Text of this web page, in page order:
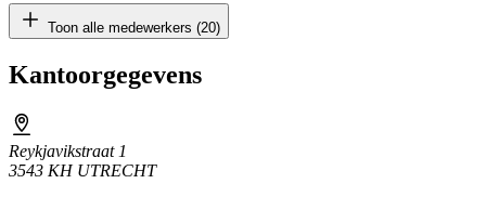
Toon alle medewerkers (20)
Kantoorgegevens
Reykjavikstraat 1
3543 KH UTRECHT